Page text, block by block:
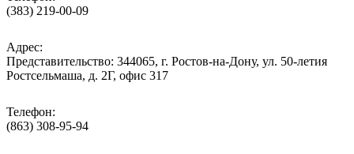
(383) 219-00-09
Адрес:
Представительство: 344065, г. Ростов-на-Дону, ул. 50-летия
Ростсельмаша, д. 2Г, офис 317
Телефон:
(863) 308-95-94